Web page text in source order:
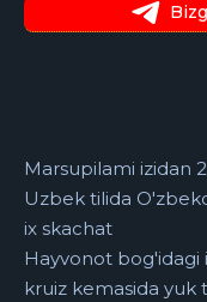
Marsupilami izidan
Uzbek tilida
ix skachat
Hayvonot bog'idagi
kruiz kemasida yuk